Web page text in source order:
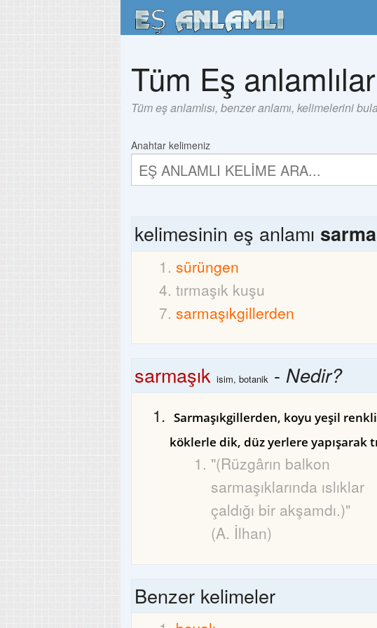
Tüm Eş
Tüm eş anlamlısı, benzer anlamı, kelimelerini
Anahtar kelimeniz
kelimesinin eş anlamı
sürüngen
tırmaşık kuşu
sarmaşıkgillerden
sarmaşık isim, botanik - Nedir?
Sarmaşıkgillerden, koyu yeşil
köklerle dik, düz yerlere yapışarak
"(Rüzgârın balkon
sarmaşıklarında ıslıklar
çaldığı bir akşamdı.)"
(A. İlhan)
Benzer kelimeler